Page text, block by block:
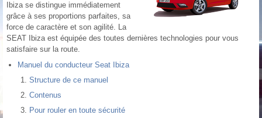
Ibiza se distingue immédiatement
grâce à ses proportions parfaites, sa
force de caractère et son agilité. La
SEAT Ibiza est équipée des toutes dernières technologies pour vous
satisfaire sur la route.
Manuel du conducteur Seat Ibiza
Structure de ce manuel
Contenus
Pour rouler en toute sécurité